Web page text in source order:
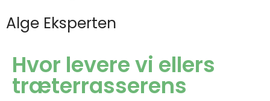
Alge Eksperten
Hvor levere vi ellers
træterrasserens